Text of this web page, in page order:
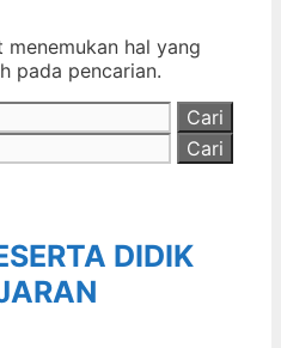
hal yang
pada pencarian.
DIDIK